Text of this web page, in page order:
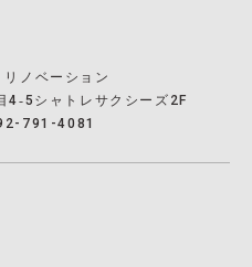
ノベーション
4‐5シャトレサクシーズ2F
791-4081